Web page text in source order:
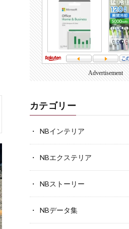
Advertisement
カテゴリー
NBインテリア
NBエクステリア
NBストーリー
NBデータ集